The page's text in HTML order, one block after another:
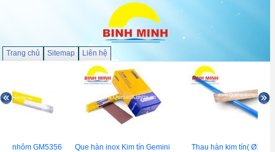
Trang chủ Sitemap Liên hệ
nhôm GM5356
Que hàn inox Kim tín Gemini
Thau hàn kim tín( Ø1.6,